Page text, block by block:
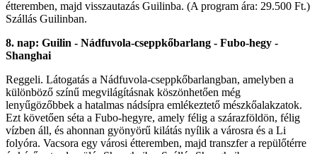
étteremben, majd visszautazás Guilinba. (A program ára: 29.500 Ft.)
Szállás Guilinban.
8. nap: Guilin - Nádfuvola-cseppkőbarlang - Fubo-hegy -
Shanghai
Reggeli. Látogatás a Nádfuvola-cseppkőbarlangban, amelyben a
különböző színű megvilágításnak köszönhetően még
lenyűgözőbbek a hatalmas nádsípra emlékeztető mészkőalakzatok.
Ezt követően séta a Fubo-hegyre, amely félig a szárazföldön, félig
vízben áll, és ahonnan gyönyörű kilátás nyílik a városra és a Li
folyóra. Vacsora egy városi étteremben, majd transzfer a repülőtérre